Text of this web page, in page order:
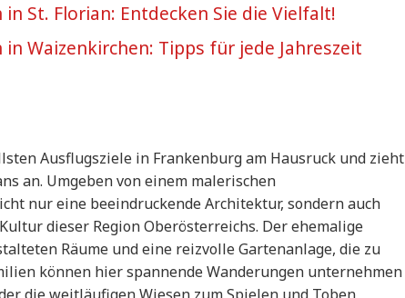
St. Florian: Entdecken Sie die Vielfalt!
Waizenkirchen: Tipps für jede Jahreszeit
Ausflugsziele in Frankenburg am Hausruck und zieht
an. Umgeben von einem malerischen
nur eine beeindruckende Architektur, sondern auch
dieser Region Oberösterreichs. Der ehemalige
Räume und eine reizvolle Gartenanlage, die zu
können hier spannende Wanderungen unternehmen